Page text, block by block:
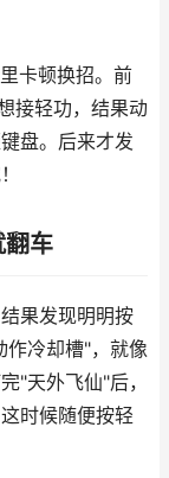
卡顿换招。前
接轻功，结果动
盘。后来才发
车
果发现明明按
作冷却槽"，就像
"天外飞仙"后，
时候随便按轻